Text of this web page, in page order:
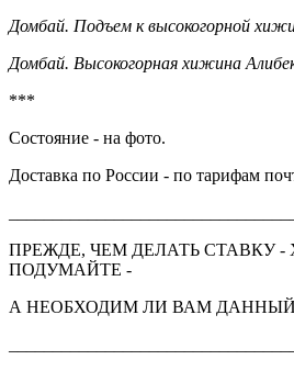
Домбай. Подъем к высокогорной
Домбай. Высокогорная хижина
***
Состояние - на фото.
Доставка по России - по тарифам
ПРЕЖДЕ, ЧЕМ ДЕЛАТЬ СТАВКУ
ПОДУМАЙТЕ -
А НЕОБХОДИМ ЛИ ВАМ ДАННЫЙ